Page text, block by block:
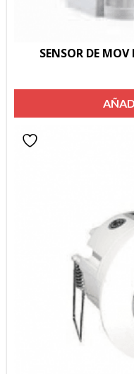
SENSOR DE